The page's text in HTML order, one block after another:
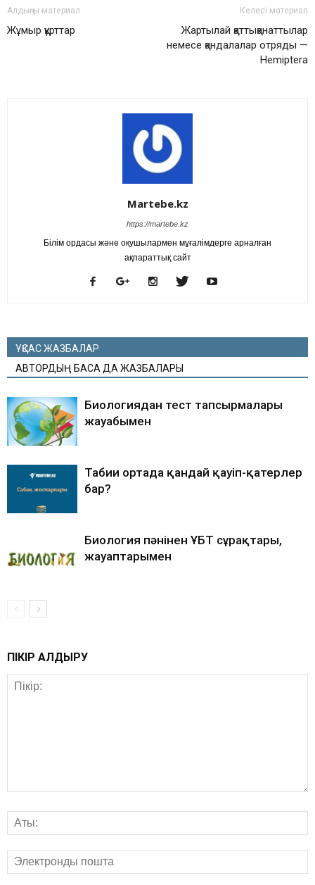
Алдыңғы материал
Жұмыр құрттар
Келесі материал
Жартылай қаттықанаттылар
немесе қандалалар отряды —
Hemiptera
Martebe.kz
https://martebe.kz
Білім ордасы және оқушылармен мұғалімдерге арналған
ақпараттық сайт
ҰҚСАС ЖАЗБАЛАР
АВТОРДЫҢ БАСҚА ДА ЖАЗБАЛАРЫ
Биологиядан тест тапсырмалары
жауабымен
Табиғи ортада қандай қауіп-қатерлер
бар?
Биология пәнінен ҰБТ сұрақтары,
жауаптарымен
ПІКІР ҚАЛДЫРУ